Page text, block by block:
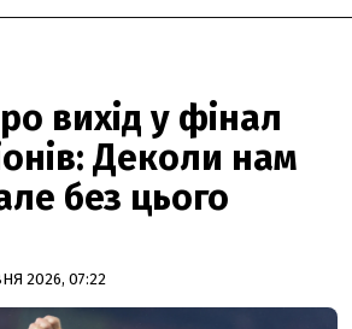
вихід у фінал
Деколи нам
без цього
2026, 07:22